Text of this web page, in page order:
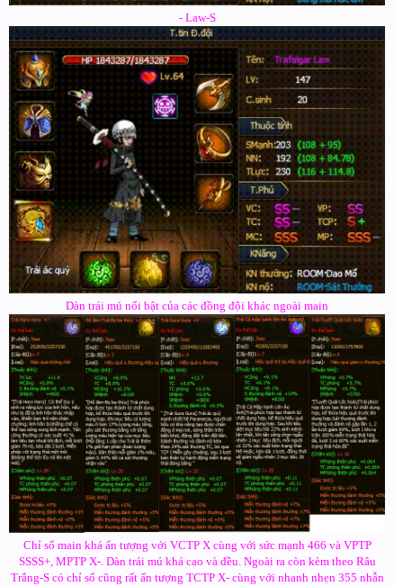
- Law-S
Dàn trái mú nổi bật của các đồng đội khác ngoài main
Chỉ số main khá ấn tượng với VCTP X cùng với sức mạnh 466 và VPTP
SSSS+, MPTP X-. Dàn trái mú khá cao và đều. Ngoài ra còn kèm theo Râu
Trắng-S có chỉ số cũng rất ấn tượng TCTP X- cùng với nhanh nhẹn 355 nhẫn